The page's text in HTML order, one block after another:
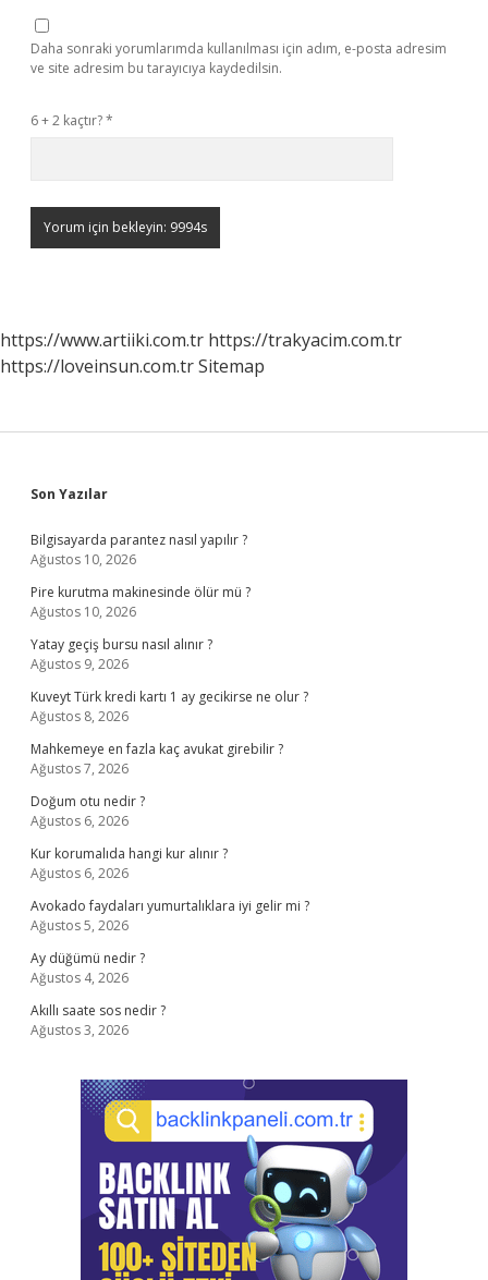
Daha sonraki yorumlarımda kullanılması için adım, e-posta adresim
ve site adresim bu tarayıcıya kaydedilsin.
6 + 2 kaçtır?*
https://www.artiiki.com.tr https://trakyacim.com.tr
https://loveinsun.com.trSitemap
Sidebar
Son Yazılar
Bilgisayarda parantez nasıl yapılır ?
Ağustos 10, 2026
Pire kurutma makinesinde ölür mü ?
Ağustos 10, 2026
Yatay geçiş bursu nasıl alınır ?
Ağustos 9, 2026
Kuveyt Türk kredi kartı 1 ay gecikirse ne olur ?
Ağustos 8, 2026
Mahkemeye en fazla kaç avukat girebilir ?
Ağustos 7, 2026
Doğum otu nedir ?
Ağustos 6, 2026
Kur korumalıda hangi kur alınır ?
Ağustos 6, 2026
Avokado faydaları yumurtalıklara iyi gelir mi ?
Ağustos 5, 2026
Ay düğümü nedir ?
Ağustos 4, 2026
Akıllı saate sos nedir ?
Ağustos 3, 2026